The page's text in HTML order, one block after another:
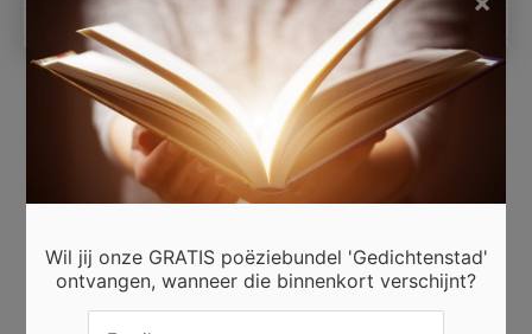
Ingezonden door
noor demeulenaere
Er is 7 keer gestemd.
Wil jij onze GRATIS poëziebundel 'Gedichtenstad'
ontvangen, wanneer die binnenkort verschijnt?